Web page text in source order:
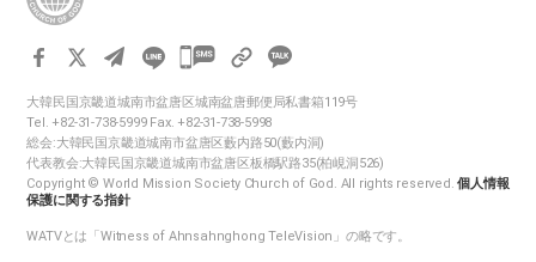
카
오
톡
공
하
大韓民国京畿道城南市盆唐区城南盆唐郵便局私書箱119号
Tel. +82-31-738-5999 Fax. +82-31-738-5998
総会:大韓民国京畿道城南市盆唐区藪内路50(藪内洞)
代表教会:大韓民国京畿道城南市盆唐区板橋駅路35(柏峴洞526)
Copyright © World Mission Society Church of God. All rights reserved.個人情報
保護に関する指針
WATVとは「Witness of Ahnsahnghong TeleVision」の略です。